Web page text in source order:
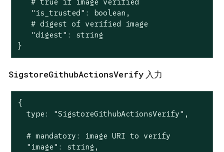
   "is_trusted": boolean,
   # digest of verified image
   "digest": string
}
SigstoreGithubActionsVerify 入力
{
  type: "SigstoreGithubActionsVerify",
  # mandatory: image URI to verify
  "image": string,